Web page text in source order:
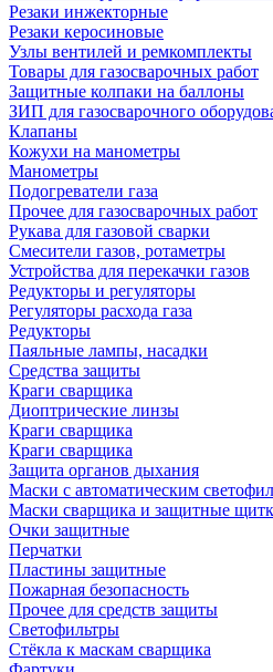
Резаки инжекторные
Резаки керосиновые
Узлы вентилей и ремкомплекты
Товары для газосварочных работ
Защитные колпаки на баллоны
ЗИП для газосварочного
Клапаны
Кожухи на манометры
Манометры
Подогреватели газа
Прочее для газосварочных работ
Рукава для газовой сварки
Смесители газов, ротаметры
Устройства для перекачки газов
Редукторы и регуляторы
Регуляторы расхода газа
Редукторы
Паяльные лампы, насадки
Средства защиты
Краги сварщика
Диоптрические линзы
Краги сварщика
Краги сварщика
Защита органов дыхания
Маски с автоматическим
Маски сварщика и защитные
Очки защитные
Перчатки
Пластины защитные
Пожарная безопасность
Прочее для средств защиты
Светофильтры
Стёкла к маскам сварщика